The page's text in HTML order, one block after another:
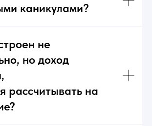
каникулами?
не
но доход
рассчитывать на